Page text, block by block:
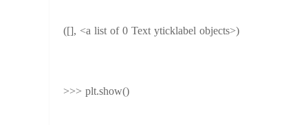
([], <a list of 0 Text yticklabel objects>)
>>> plt.show()